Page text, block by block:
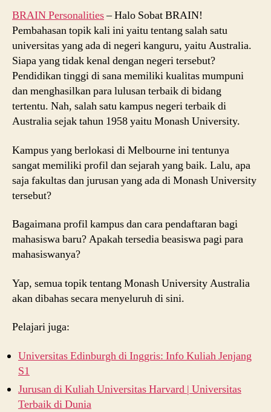
BRAIN Personalities– Halo Sobat BRAIN!
Pembahasan topik kali ini yaitu tentang salah satu
universitas yang ada di negeri kanguru, yaitu Australia.
Siapa yang tidak kenal dengan negeri tersebut?
Pendidikan tinggi di sana memiliki kualitas mumpuni
dan menghasilkan para lulusan terbaik di bidang
tertentu. Nah, salah satu kampus negeri terbaik di
Australia sejak tahun 1958 yaitu Monash University.
Kampus yang berlokasi di Melbourne ini tentunya
sangat memiliki profil dan sejarah yang baik. Lalu, apa
saja fakultas dan jurusan yang ada di Monash University
tersebut?
Bagaimana profil kampus dan cara pendaftaran bagi
mahasiswa baru? Apakah tersedia beasiswa pagi para
mahasiswanya?
Yap, semua topik tentang Monash University Australia
akan dibahas secara menyeluruh di sini.
Pelajari juga:
Universitas Edinburgh di Inggris: Info Kuliah Jenjang
S1
Jurusan di Kuliah Universitas Harvard | Universitas
Terbaik di Dunia